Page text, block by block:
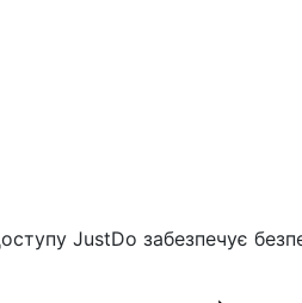
JustDo забезпечує